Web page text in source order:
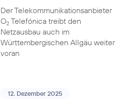
Der Telekommunikationsanbieter
O2Telefónica treibt den
Netzausbau auch im
Württembergischen Allgäu weiter
voran
12. Dezember 2025